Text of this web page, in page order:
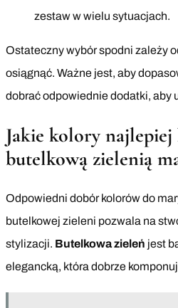
zestaw w wielu sytuacjach.
Ostateczny wybór spodni zależy
osiągnąć. Ważne jest, aby
dobrać odpowiednie dodatki, aby
Jakie kolory
butelkową zielenią
Odpowiedni dobór kolorów do
butelkowej zieleni pozwala na
stylizacji. Butelkowa zieleń jest
elegancką, która dobrze